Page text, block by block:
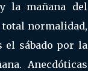
la mañana del
normalidad,
el sábado por la
Anecdóticas